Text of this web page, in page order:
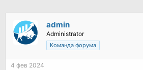
admin
Administrator
Команда форума
4 фев 2024